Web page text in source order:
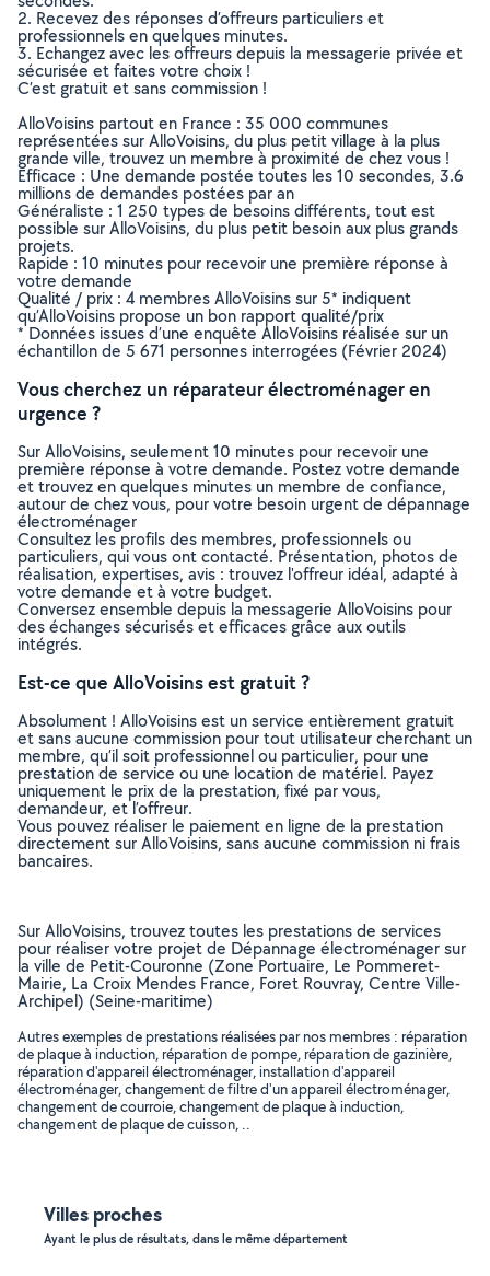
2. Recevez des réponses d’offreurs particuliers et
professionnels en quelques minutes.
3. Echangez avec les offreurs depuis la messagerie privée et
sécurisée et faites votre choix !
C’est gratuit et sans commission !
AlloVoisins partout en France : 35 000 communes
représentées sur AlloVoisins, du plus petit village à la plus
grande ville, trouvez un membre à proximité de chez vous !
Efficace : Une demande postée toutes les 10 secondes, 3.6
millions de demandes postées par an
Généraliste : 1 250 types de besoins différents, tout est
possible sur AlloVoisins, du plus petit besoin aux plus grands
projets.
Rapide : 10 minutes pour recevoir une première réponse à
votre demande
Qualité / prix : 4 membres AlloVoisins sur 5* indiquent
qu’AlloVoisins propose un bon rapport qualité/prix
* Données issues d’une enquête AlloVoisins réalisée sur un
échantillon de 5 671 personnes interrogées (Février 2024)
Vous cherchez un réparateur électroménager en
urgence ?
Sur AlloVoisins, seulement 10 minutes pour recevoir une
première réponse à votre demande. Postez votre demande
et trouvez en quelques minutes un membre de confiance,
autour de chez vous, pour votre besoin urgent de dépannage
électroménager
Consultez les profils des membres, professionnels ou
particuliers, qui vous ont contacté. Présentation, photos de
réalisation, expertises, avis : trouvez l'offreur idéal, adapté à
votre demande et à votre budget.
Conversez ensemble depuis la messagerie AlloVoisins pour
des échanges sécurisés et efficaces grâce aux outils
intégrés.
Est-ce que AlloVoisins est gratuit ?
Absolument ! AlloVoisins est un service entièrement gratuit
et sans aucune commission pour tout utilisateur cherchant un
membre, qu’il soit professionnel ou particulier, pour une
prestation de service ou une location de matériel. Payez
uniquement le prix de la prestation, fixé par vous,
demandeur, et l’offreur.
Vous pouvez réaliser le paiement en ligne de la prestation
directement sur AlloVoisins, sans aucune commission ni frais
bancaires.
Sur AlloVoisins, trouvez toutes les prestations de services
pour réaliser votre projet de Dépannage électroménager sur
la ville de Petit-Couronne (Zone Portuaire, Le Pommeret-
Mairie, La Croix Mendes France, Foret Rouvray, Centre Ville-
Archipel) (Seine-maritime)
Autres exemples de prestations réalisées par nos membres : réparation
de plaque à induction, réparation de pompe, réparation de gazinière,
réparation d'appareil électroménager, installation d'appareil
électroménager, changement de filtre d'un appareil électroménager,
changement de courroie, changement de plaque à induction,
changement de plaque de cuisson, ..
Villes proches
Ayant le plus de résultats, dans le même département